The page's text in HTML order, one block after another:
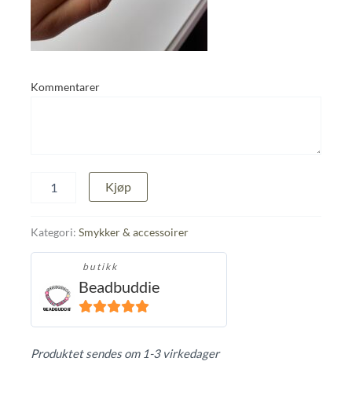
Kommentarer
charm
glass
perler
ring
antall
Kjøp
Kategori: Smykker & accessoirer
butikk
Beadbuddie
5ut av 5
Produktet sendes om 1-3 virkedager